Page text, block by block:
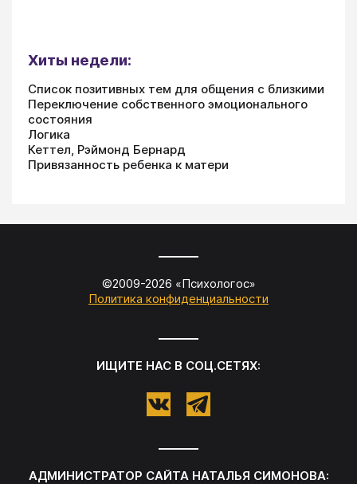
Хиты недели:
Список позитивных тем для общения с близкими
Переключение собственного эмоционального
состояния
Логика
Кеттел, Рэймонд Бернард
Привязанность ребенка к матери
©2009-2026 «Психологос»
Политика конфиденциальности
ИЩИТЕ НАС В СОЦ.СЕТЯХ:
АДМИНИСТРАТОР САЙТА НАТАЛЬЯ СИМОНОВА: